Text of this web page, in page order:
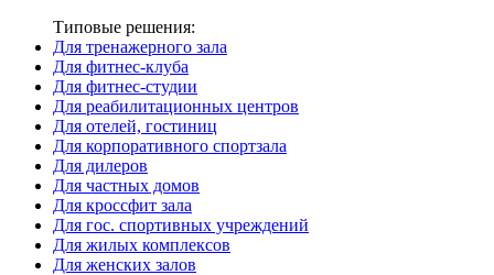
Типовые решения:
Для тренажерного зала
Для фитнес-клуба
Для фитнес-студии
Для реабилитационных центров
Для отелей, гостиниц
Для корпоративного спортзала
Для дилеров
Для частных домов
Для кроссфит зала
Для гос. спортивных учреждений
Для жилых комплексов
Для женских залов